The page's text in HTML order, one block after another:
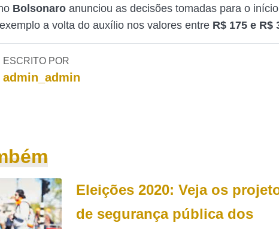
Bolsonaro anunciou as decisões tomadas para o
a volta do auxílio nos valores entre R$ 175 e R$
ESCRITO POR
admin_admin
Eleições 2020: Veja os
de segurança pública dos